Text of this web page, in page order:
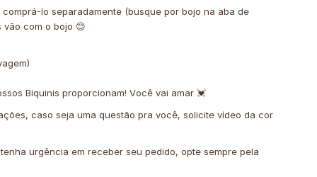
lo separadamente (busque por bojo na aba de
com o bojo 😊
Biquinis proporcionam! Você vai amar 💓
caso seja uma questão pra você, solicite vídeo da cor
urgência em receber seu pedido, opte sempre pela